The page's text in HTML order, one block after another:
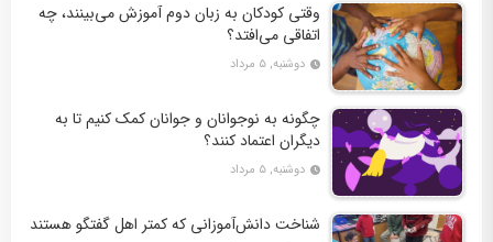
وقتی کودکان به زبان دوم آموزش می‌بینند، چه
اتفاقی می‌افتد؟
دوشنبه, ۵ مرداد
چگونه به نوجوانان و جوانان کمک کنیم تا به
دیگران اعتماد کنند؟
دوشنبه, ۵ مرداد
شناخت دانش‌آموزانی که کمتر اهل گفتگو هستند